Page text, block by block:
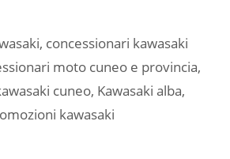
, concessionari kawasaki
moto cuneo e provincia,
cuneo, Kawasaki alba,
kawasaki